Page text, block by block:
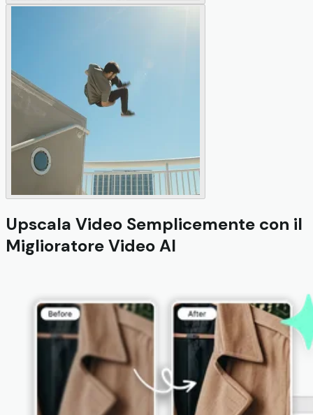
Upscala Video Semplicemente con il
Miglioratore Video AI